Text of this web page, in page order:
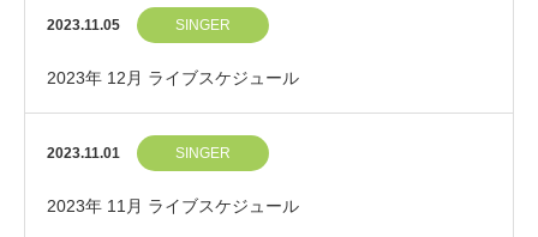
2023.11.05 SINGER
2023年 12月 ライブスケジュール
2023.11.01 SINGER
2023年 11月 ライブスケジュール